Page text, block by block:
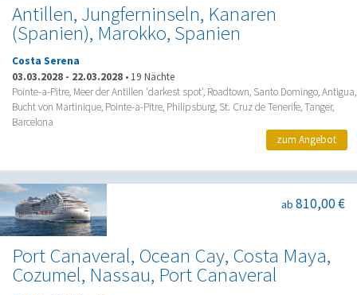
Antillen, Jungferninseln, Kanaren
(Spanien), Marokko, Spanien
Costa Serena
03.03.2028 - 22.03.2028 • 19 Nächte
Pointe-a-Pitre, Meer der Antillen 'darkest spot', Roadtown, Santo Domingo, Antigua,
Bucht von Martinique, Pointe-a-Pitre, Philipsburg, St. Cruz de Tenerife, Tanger,
Barcelona
zum Angebot
Port Canaveral, Ocean Cay, Costa Maya,
Cozumel, Nassau, Port Canaveral
ab 810,00 €